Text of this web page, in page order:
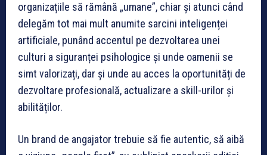
organizațiile să rămână „umane”, chiar și atunci când
delegăm tot mai mult anumite sarcini inteligenței
artificiale, punând accentul pe dezvoltarea unei
culturi a siguranței psihologice și unde oamenii se
simt valorizați, dar și unde au acces la oportunități de
dezvoltare profesională, actualizare a skill-urilor și
abilităților.
Un brand de angajator trebuie să fie autentic, să aibă